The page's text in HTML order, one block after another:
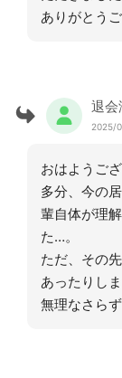
ありがとうご
退会
2025/
おはようござ
多分、今の
輩自体が理
た…。
ただ、その
あったりしま
無理なさら